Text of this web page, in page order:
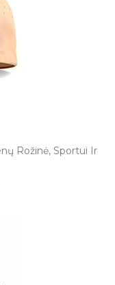
Rožinė, Sportui Ir